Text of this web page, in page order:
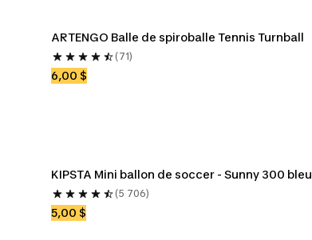
ARTENGO Balle de spiroballe Tennis Turnball
(71)
6,00 $
KIPSTA Mini ballon de soccer - Sunny 300 bleu
(5 706)
5,00 $